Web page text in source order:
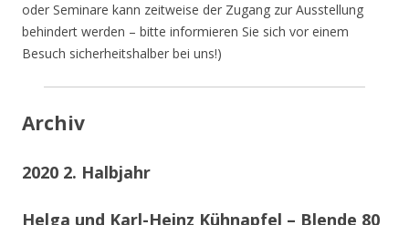
oder Seminare kann zeitweise der Zugang zur Ausstellung
behindert werden – bitte informieren Sie sich vor einem
Besuch sicherheitshalber bei uns!)
Archiv
2020 2. Halbjahr
Helga und Karl-Heinz Kühnapfel – Blende 80